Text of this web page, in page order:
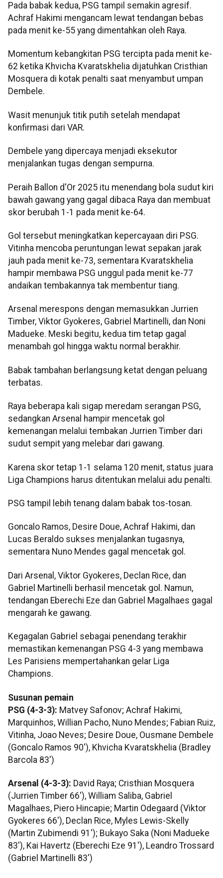
Pada babak kedua, PSG tampil semakin agresif.
Achraf Hakimi mengancam lewat tendangan bebas
pada menit ke-55 yang dimentahkan oleh Raya.
Momentum kebangkitan PSG tercipta pada menit ke-
62 ketika Khvicha Kvaratskhelia dijatuhkan Cristhian
Mosquera di kotak penalti saat menyambut umpan
Dembele.
Wasit menunjuk titik putih setelah mendapat
konfirmasi dari VAR.
Dembele yang dipercaya menjadi eksekutor
menjalankan tugas dengan sempurna.
Peraih Ballon d'Or 2025 itu menendang bola sudut kiri
bawah gawang yang gagal dibaca Raya dan membuat
skor berubah 1-1 pada menit ke-64.
Gol tersebut meningkatkan kepercayaan diri PSG.
Vitinha mencoba peruntungan lewat sepakan jarak
jauh pada menit ke-73, sementara Kvaratskhelia
hampir membawa PSG unggul pada menit ke-77
andaikan tembakannya tak membentur tiang.
Arsenal merespons dengan memasukkan Jurrien
Timber, Viktor Gyokeres, Gabriel Martinelli, dan Noni
Madueke. Meski begitu, kedua tim tetap gagal
menambah gol hingga waktu normal berakhir.
Babak tambahan berlangsung ketat dengan peluang
terbatas.
Raya beberapa kali sigap meredam serangan PSG,
sedangkan Arsenal hampir mencetak gol
kemenangan melalui tembakan Jurrien Timber dari
sudut sempit yang melebar dari gawang.
Karena skor tetap 1-1 selama 120 menit, status juara
Liga Champions harus ditentukan melalui adu penalti.
PSG tampil lebih tenang dalam babak tos-tosan.
Goncalo Ramos, Desire Doue, Achraf Hakimi, dan
Lucas Beraldo sukses menjalankan tugasnya,
sementara Nuno Mendes gagal mencetak gol.
Dari Arsenal, Viktor Gyokeres, Declan Rice, dan
Gabriel Martinelli berhasil mencetak gol. Namun,
tendangan Eberechi Eze dan Gabriel Magalhaes gagal
mengarah ke gawang.
Kegagalan Gabriel sebagai penendang terakhir
memastikan kemenangan PSG 4-3 yang membawa
Les Parisiens mempertahankan gelar Liga
Champions.
Susunan pemain
PSG (4-3-3): Matvey Safonov; Achraf Hakimi,
Marquinhos, Willian Pacho, Nuno Mendes; Fabian Ruiz,
Vitinha, Joao Neves; Desire Doue, Ousmane Dembele
(Goncalo Ramos 90'), Khvicha Kvaratskhelia (Bradley
Barcola 83')
Arsenal (4-3-3): David Raya; Cristhian Mosquera
(Jurrien Timber 66'), William Saliba, Gabriel
Magalhaes, Piero Hincapie; Martin Odegaard (Viktor
Gyokeres 66'), Declan Rice, Myles Lewis-Skelly
(Martin Zubimendi 91'); Bukayo Saka (Noni Madueke
83'), Kai Havertz (Eberechi Eze 91'), Leandro Trossard
(Gabriel Martinelli 83')